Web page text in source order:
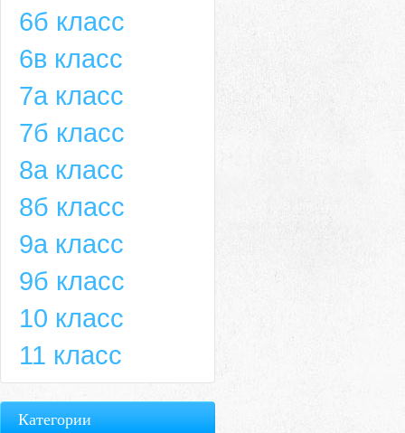
6б класс
6в класс
7а класс
7б класс
8а класс
8б класс
9а класс
9б класс
10 класс
11 класс
Категории